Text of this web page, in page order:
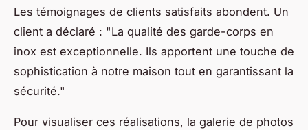
Les témoignages de clients satisfaits abondent. Un
client a déclaré : "La qualité des garde-corps en
inox est exceptionnelle. Ils apportent une touche de
sophistication à notre maison tout en garantissant la
sécurité."
Pour visualiser ces réalisations, la galerie de photos